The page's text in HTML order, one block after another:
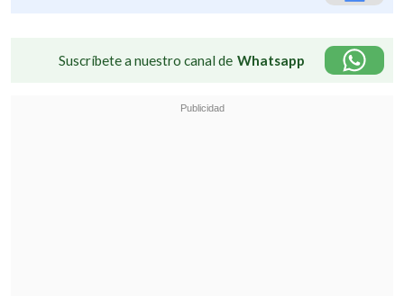
Suscríbete a nuestro canal de Whatsapp